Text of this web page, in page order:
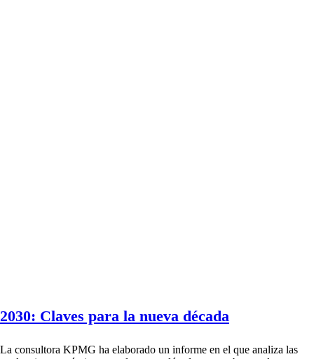
2030: Claves para la nueva década
La consultora KPMG ha elaborado un informe en el que analiza las